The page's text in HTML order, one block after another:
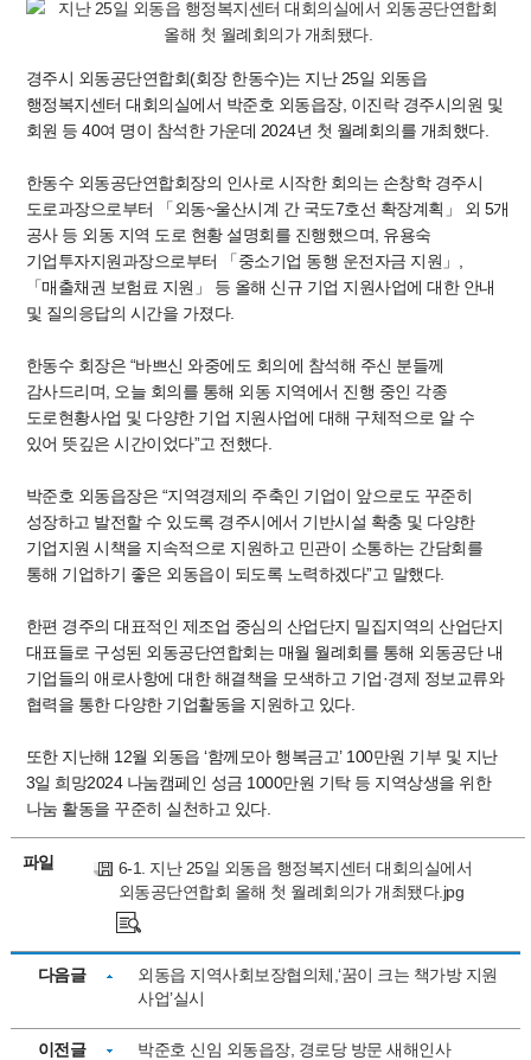
경주시 외동공단연합회(회장 한동수)는 지난 25일 외동읍
행정복지센터 대회의실에서 박준호 외동읍장, 이진락 경주시의원 및
회원 등 40여 명이 참석한 가운데 2024년 첫 월례회의를 개최했다.
한동수 외동공단연합회장의 인사로 시작한 회의는 손창학 경주시
도로과장으로부터 「외동~울산시계 간 국도7호선 확장계획」 외 5개
공사 등 외동 지역 도로 현황 설명회를 진행했으며, 유용숙
기업투자지원과장으로부터 「중소기업 동행 운전자금 지원」,
「매출채권 보험료 지원」 등 올해 신규 기업 지원사업에 대한 안내
및 질의응답의 시간을 가졌다.
한동수 회장은 “바쁘신 와중에도 회의에 참석해 주신 분들께
감사드리며, 오늘 회의를 통해 외동 지역에서 진행 중인 각종
도로현황사업 및 다양한 기업 지원사업에 대해 구체적으로 알 수
있어 뜻깊은 시간이었다”고 전했다.
박준호 외동읍장은 “지역경제의 주축인 기업이 앞으로도 꾸준히
성장하고 발전할 수 있도록 경주시에서 기반시설 확충 및 다양한
기업지원 시책을 지속적으로 지원하고 민관이 소통하는 간담회를
통해 기업하기 좋은 외동읍이 되도록 노력하겠다”고 말했다.
한편 경주의 대표적인 제조업 중심의 산업단지 밀집지역의 산업단지
대표들로 구성된 외동공단연합회는 매월 월례회를 통해 외동공단 내
기업들의 애로사항에 대한 해결책을 모색하고 기업·경제 정보교류와
협력을 통한 다양한 기업활동을 지원하고 있다.
또한 지난해 12월 외동읍 ‘함께모아 행복금고’ 100만원 기부 및 지난
3일 희망2024 나눔캠페인 성금 1000만원 기탁 등 지역상생을 위한
나눔 활동을 꾸준히 실천하고 있다.
파일
6-1. 지난 25일 외동읍 행정복지센터 대회의실에서
외동공단연합회 올해 첫 월례회의가 개최됐다.jpg
다음글
외동읍 지역사회보장협의체,‘꿈이 크는 책가방 지원
사업’실시
이전글 박준호 신임 외동읍장, 경로당 방문 새해인사